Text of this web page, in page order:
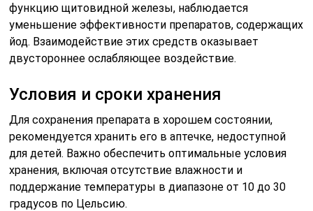
функцию щитовидной железы, наблюдается
уменьшение эффективности препаратов, содержащих
йод. Взаимодействие этих средств оказывает
двустороннее ослабляющее воздействие.
Условия и сроки хранения
Для сохранения препарата в хорошем состоянии,
рекомендуется хранить его в аптечке, недоступной
для детей. Важно обеспечить оптимальные условия
хранения, включая отсутствие влажности и
поддержание температуры в диапазоне от 10 до 30
градусов по Цельсию.